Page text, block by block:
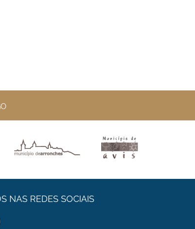
NAS REDES SOCIAIS